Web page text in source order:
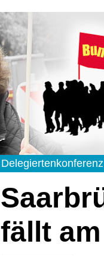
Delegiertenkonferenz
fällt